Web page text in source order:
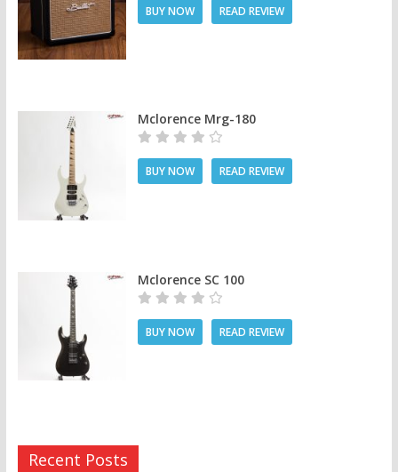
BUY NOW READ REVIEW
Mclorence Mrg-180
BUY NOW READ REVIEW
Mclorence SC 100
BUY NOW READ REVIEW
Recent Posts